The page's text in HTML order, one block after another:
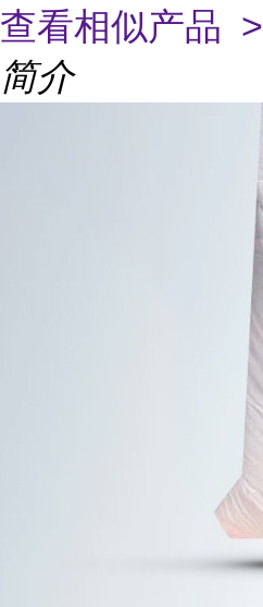
查看相似产品 >
简介